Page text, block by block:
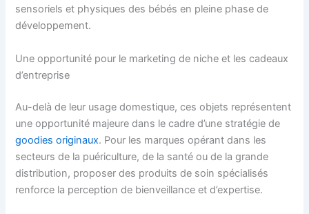
sensoriels et physiques des bébés en pleine phase de
développement.
Une opportunité pour le marketing de niche et les cadeaux
d’entreprise
Au-delà de leur usage domestique, ces objets représentent
une opportunité majeure dans le cadre d’une stratégie de
goodies originaux. Pour les marques opérant dans les
secteurs de la puériculture, de la santé ou de la grande
distribution, proposer des produits de soin spécialisés
renforce la perception de bienveillance et d’expertise.